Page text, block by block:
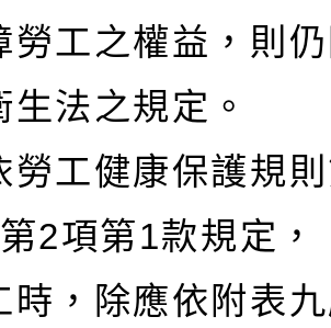
勞工之權益，則
生法之規定。
勞工健康保護規
2項第1款規定，
時，除應依附表